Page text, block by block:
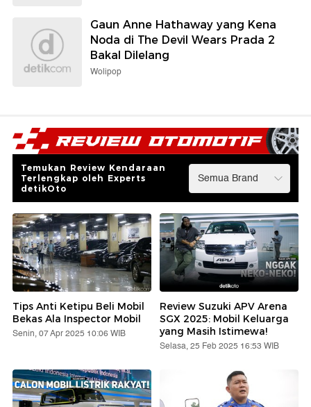
Gaun Anne Hathaway yang Kena
Noda di The Devil Wears Prada 2
Bakal Dilelang
Wolipop
Temukan Review Kendaraan
Terlengkap oleh Experts
detikOto
Tips Anti Ketipu Beli Mobil
Bekas Ala Inspector Mobil
Senin, 07 Apr 2025 10:06 WIB
Review Suzuki APV Arena
SGX 2025: Mobil Keluarga
yang Masih Istimewa!
Selasa, 25 Feb 2025 16:53 WIB